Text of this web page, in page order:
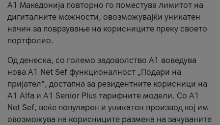
А1 Македонија повторно го поместува лимитот на
дигиталните можности, овозможувајќи уникатен
начин за поврзување на корисниците преку своето
портфолио.
Од денеска, со големо задоволство А1 воведува
нова A1 Net Sef функционалност „Подари на
пријател“, достапна за резидентните корисници на
А1 Alfa и A1 Senior Plus тарифните модели. Со A1
Net Sef, веќе популарен и уникатен производ кој им
овозможува на корисниците размена на зачуваните